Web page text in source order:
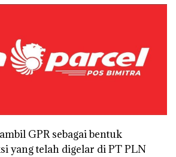
GPR sebagai bentuk
yang telah digelar di PT PLN